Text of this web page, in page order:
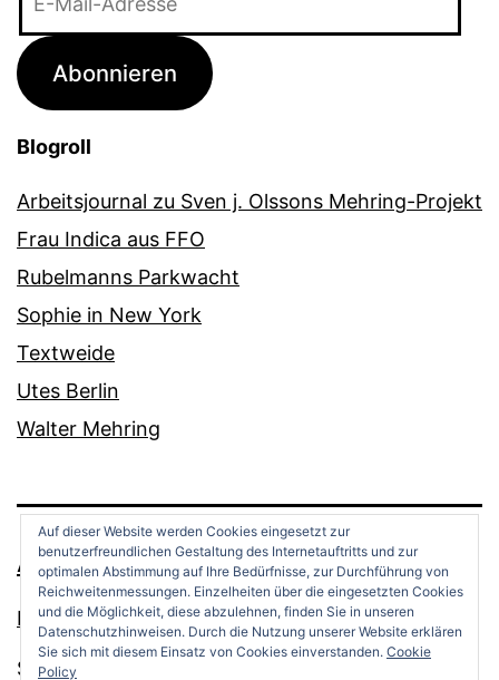
Adresse
Abonnieren
Blogroll
Arbeitsjournal zu Sven j. Olssons Mehring-Projekt
Frau Indica aus FFO
Rubelmanns Parkwacht
Sophie in New York
Textweide
Utes Berlin
Walter Mehring
Auf dieser Website werden Cookies eingesetzt zur
benutzerfreundlichen Gestaltung des Internetauftritts und zur
optimalen Abstimmung auf Ihre Bedürfnisse, zur Durchführung von
Reichweitenmessungen. Einzelheiten über die eingesetzten Cookies
und die Möglichkeit, diese abzulehnen, finden Sie in unseren
Datenschutzhinweisen. Durch die Nutzung unserer Website erklären
Sie sich mit diesem Einsatz von Cookies einverstanden. Cookie
Policy
ANDREAS OPPERMANN
Datenschutz
Stolz präsentiert von